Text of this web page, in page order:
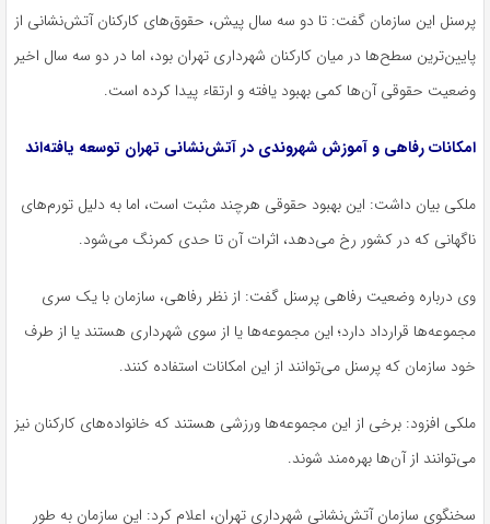
پرسنل این سازمان گفت: تا دو سه سال پیش، حقوق‌های کارکنان آتش‌نشانی از
پایین‌ترین سطح‌ها در میان کارکنان شهرداری تهران بود، اما در دو سه سال اخیر
وضعیت حقوقی آن‌ها کمی بهبود یافته و ارتقاء پیدا کرده است.
امکانات رفاهی و آموزش شهروندی در آتش‌نشانی تهران توسعه یافته‌اند
ملکی بیان داشت: این بهبود حقوقی هرچند مثبت است، اما به دلیل تورم‌های
ناگهانی که در کشور رخ می‌دهد، اثرات آن تا حدی کمرنگ می‌شود.
وی درباره وضعیت رفاهی پرسنل گفت: از نظر رفاهی، سازمان با یک سری
مجموعه‌ها قرارداد دارد؛ این مجموعه‌ها یا از سوی شهرداری هستند یا از طرف
خود سازمان که پرسنل می‌توانند از این امکانات استفاده کنند.
ملکی افزود: برخی از این مجموعه‌ها ورزشی هستند که خانواده‌های کارکنان نیز
می‌توانند از آن‌ها بهره‌مند شوند.
سخنگوی سازمان آتش‌نشانی شهرداری تهران، اعلام کرد: این سازمان به طور